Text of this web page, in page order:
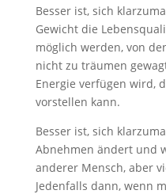
Besser ist, sich
Gewicht die
möglich werden, von
nicht zu träumen
Energie verfügen wird,
vorstellen kann.
Besser ist, sich
Abnehmen ändert und
anderer Mensch, aber
Jedenfalls dann, wenn